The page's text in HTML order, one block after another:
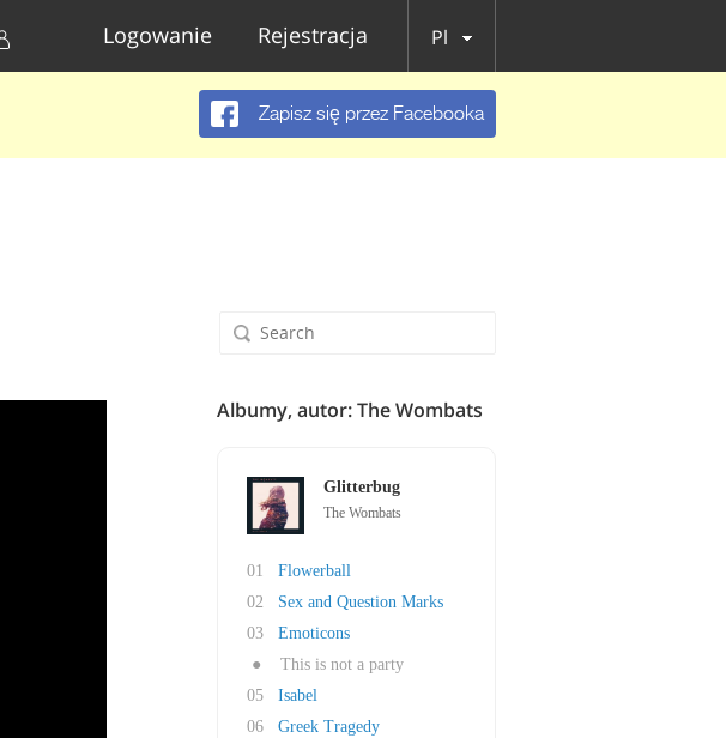
Logowanie Rejestracja Pl
Zapisz się przez Facebooka
Albumy, autor: The Wombats
Glitterbug
The Wombats
01
Flowerball
02
Sex and Question Marks
03
Emoticons
●
This is not a party
05
Isabel
06
Greek Tragedy